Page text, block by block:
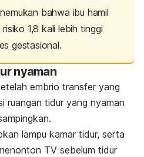
bahwa ibu hamil
1,8 kali lebih tinggi
gestasional.
nyaman
embrio transfer yang
ruangan tidur yang nyaman
lampu kamar tidur, serta
TV sebelum tidur